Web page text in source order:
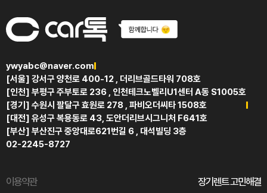
ywyabc@naver.com
[서울] 강서구 양천로 400-12 , 더리브골드타워 708호
[인천] 부평구 주부토로 236 , 인천테크노벨리U1센터 A동 S1005호
[경기] 수원시 팔달구 효원로 278 , 파비오더씨타 1508호
[대전] 유성구 복용동로 43, 도안더리브시그니처 F641호
[부산] 부산진구 중앙대로621번길 6 , 대석빌딩 3층
02-2245-8727
이용약관
장기렌트 고민해결